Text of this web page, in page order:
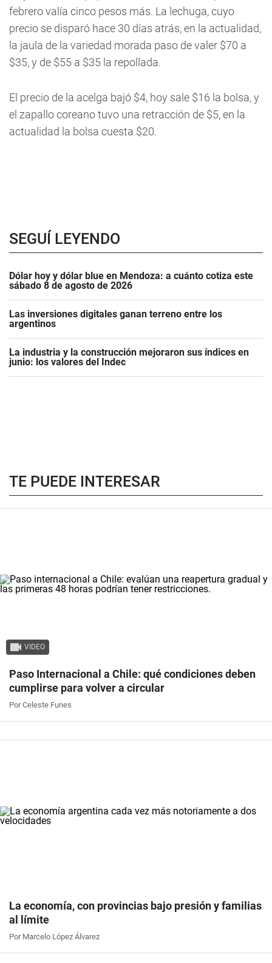
febrero valía cinco pesos más. La lechuga, cuyo
precio se disparó hace 30 días atrás, en la actualidad,
la jaula de la variedad morada paso de valer $70 a
$35, y de $55 a $35 la repollada.
El precio de la acelga bajó $4, hoy sale $16 la bolsa, y
el zapallo coreano tuvo una retracción de $5, en la
actualidad la bolsa cuesta $20.
SEGUÍ LEYENDO
Dólar hoy y dólar blue en Mendoza: a cuánto cotiza este
sábado 8 de agosto de 2026
Las inversiones digitales ganan terreno entre los
argentinos
La industria y la construcción mejoraron sus índices en
junio: los valores del Indec
TE PUEDE INTERESAR
VIDEO
Paso Internacional a Chile: qué condiciones deben
cumplirse para volver a circular
Por Celeste Funes
La economía, con provincias bajo presión y familias
al límite
Por Marcelo López Álvarez